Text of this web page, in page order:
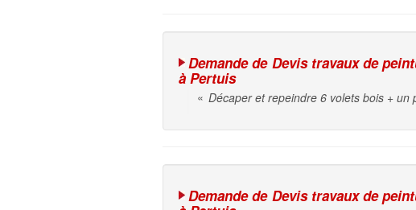
Demande de Devis travaux de
à Pertuis
« Décaper et repeindre 6 volets bois + un
Demande de Devis travaux de